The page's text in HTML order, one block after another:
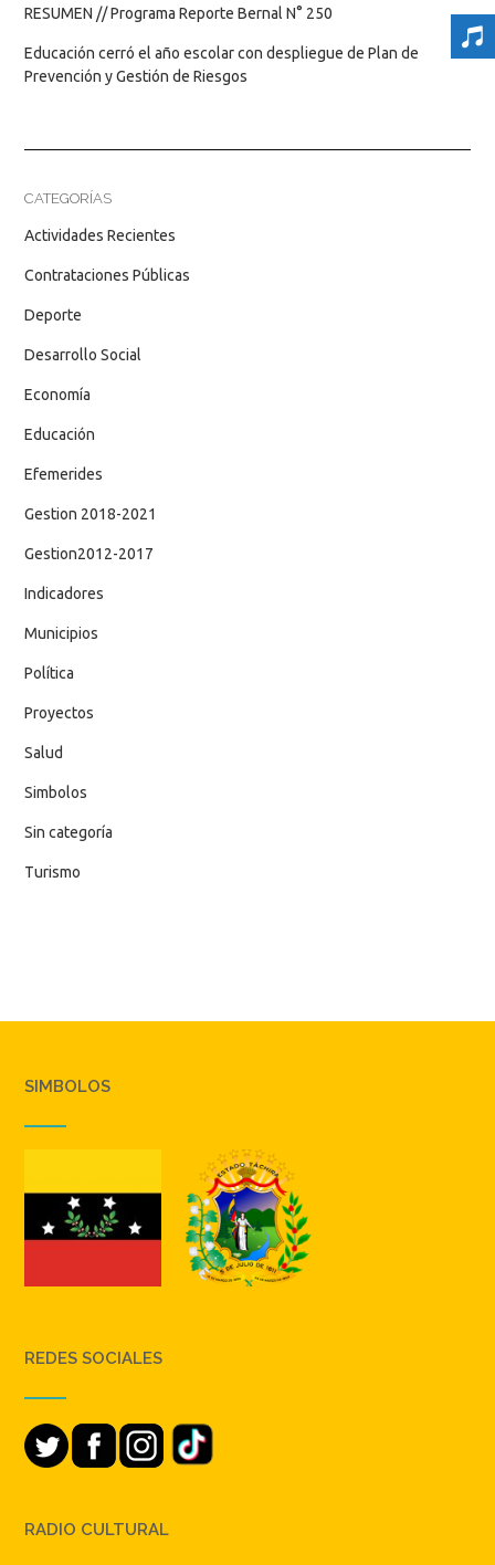
RESUMEN // Programa Reporte Bernal N° 250
Educación cerró el año escolar con despliegue de Plan de
Prevención y Gestión de Riesgos
CATEGORÍAS
Actividades Recientes
Contrataciones Públicas
Deporte
Desarrollo Social
Economía
Educación
Efemerides
Gestion 2018-2021
Gestion2012-2017
Indicadores
Municipios
Política
Proyectos
Salud
Simbolos
Sin categoría
Turismo
SIMBOLOS
REDES SOCIALES
RADIO CULTURAL